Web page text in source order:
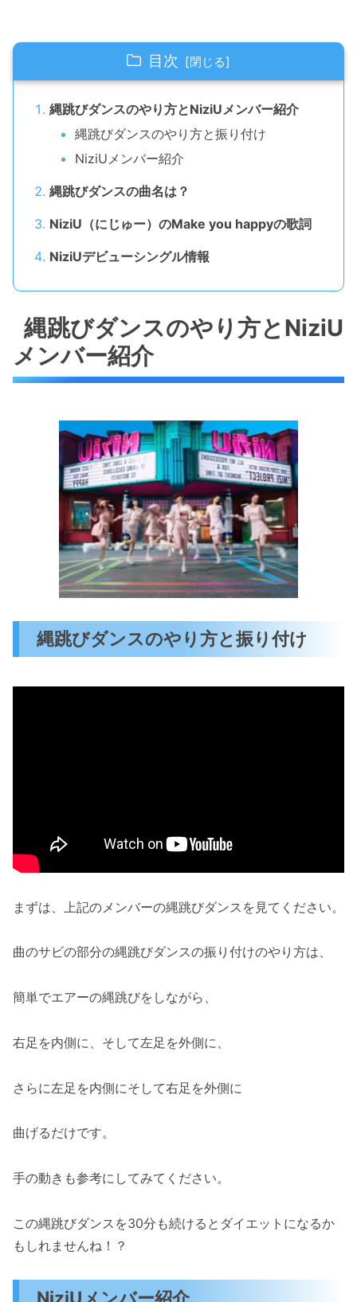
目次
縄跳びダンスのやり方とNiziUメンバー紹介
縄跳びダンスのやり方と振り付け
NiziUメンバー紹介
縄跳びダンスの曲名は？
NiziU（にじゅー）のMake you happyの歌詞
NiziUデビューシングル情報
縄跳びダンスのやり方とNiziU
メンバー紹介
縄跳びダンスのやり方と振り付け
まずは、上記のメンバーの縄跳びダンスを見てください。
曲のサビの部分の縄跳びダンスの振り付けのやり方は、
簡単でエアーの縄跳びをしながら、
右足を内側に、そして左足を外側に、
さらに左足を内側にそして右足を外側に
曲げるだけです。
手の動きも参考にしてみてください。
この縄跳びダンスを30分も続けるとダイエットになるか
もしれませんね！？
NiziUメンバー紹介